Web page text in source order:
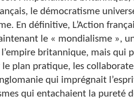
le démocratisme
En définitive, L’Action
le « mondialisme »,
britannique, mais qui
le plan pratique, les
qui imprégnait
qui entachaient la pureté